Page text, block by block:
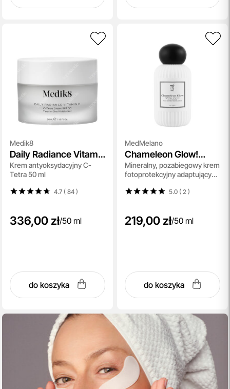
Medik8
Daily Radiance Vitamin
C SPF 30
Krem antyoksydacyjny C-
Tetra 50 ml
4.7 ( 84)
336,00 zł/50 ml
do koszyka
MedMelano
Chameleon Glow!
Color Adapting Post -
Treatment Mineral
Cream SPF 50+ PA
Mineralny, pozabiegowy krem
fotoprotekcyjny adaptujący
5.0 ( 2 )
219,00 zł/50 ml
do koszyka